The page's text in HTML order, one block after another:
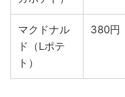
マクドナル
ド（Lポテ
ト）
380円